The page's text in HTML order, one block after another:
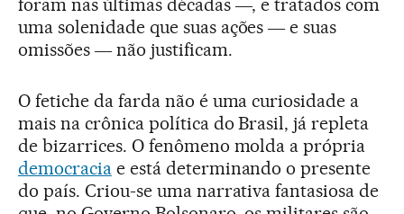
foram nas últimas décadas ―, e tratados com
uma solenidade que suas ações ― e suas
omissões ― não justificam.
O fetiche da farda não é uma curiosidade a
mais na crônica política do Brasil, já repleta
de bizarrices. O fenômeno molda a própria
democraciae está determinando o presente
do país. Criou-se uma narrativa fantasiosa de